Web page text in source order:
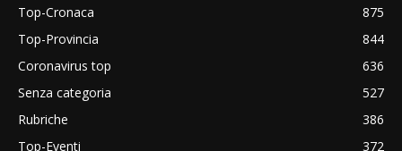
Top-Cronaca
875
Top-Provincia
844
Coronavirus top
636
Senza categoria
527
Rubriche
386
Top-Eventi
372